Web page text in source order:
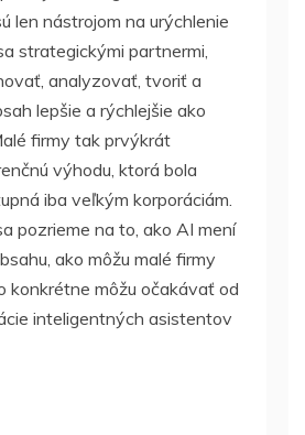
len nástrojom na urýchlenie
strategickými partnermi,
analyzovať, tvoriť a
lepšie a rýchlejšie ako
firmy tak prvýkrát
výhodu, ktorá bola
iba veľkým korporáciám.
pozrieme na to, ako AI mení
ako môžu malé firmy
konkrétne môžu očakávať od
inteligentných asistentov